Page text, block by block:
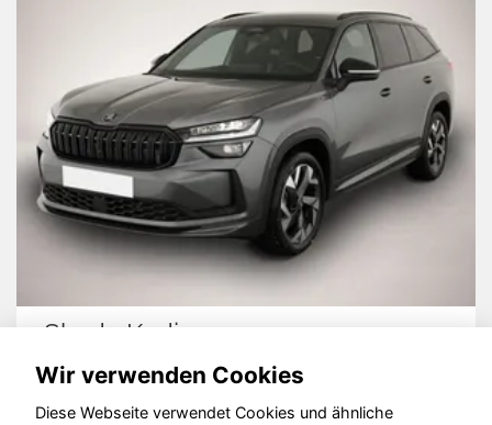
Skoda Kodiaq
Wir verwenden Cookies
Diese Webseite verwendet Cookies und ähnliche